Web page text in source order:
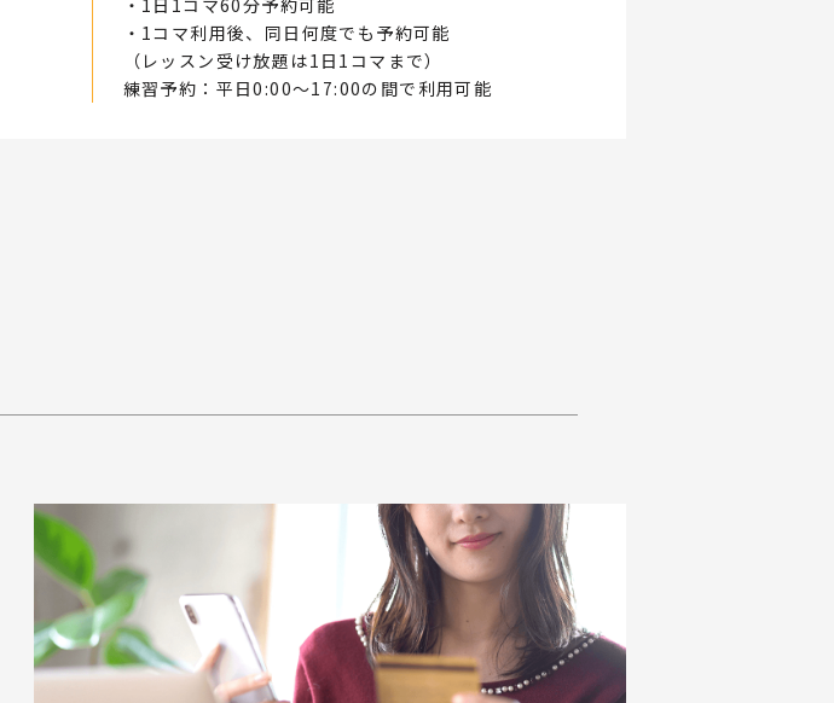
・1日1コマ60分予約可能
・1コマ利用後、同日何度でも予約可能
（レッスン受け放題は1日1コマまで）
練習予約：平日0:00〜17:00の間で利用可能